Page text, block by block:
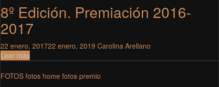
8º Edición. Premiación 2016-
2017
22 enero, 201722 enero, 2019 Carolina Arellano
Leer más
FOTOS fotos home fotos premio